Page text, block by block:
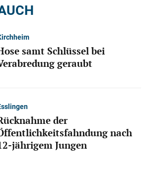
samt Schlüssel bei
geraubt
der
nach
jährigem Jungen